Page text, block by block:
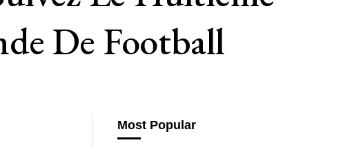
De Football
Most Popular